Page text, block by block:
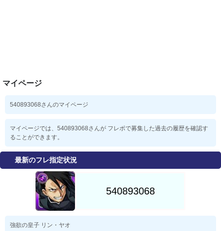
マイページ
540893068さんのマイページ
マイページでは、540893068さんが フレボで募集した過去の履歴を確認す
ることができます。
最新のフレ指定状況
強欲の皇子 リン・ヤオ